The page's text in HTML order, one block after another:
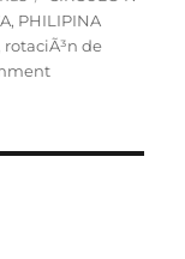
, PHILIPINA
rotaciÃ³n de
on